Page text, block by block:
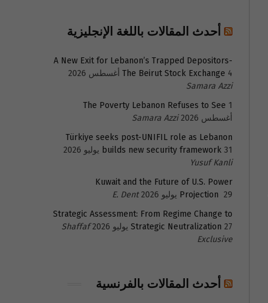
أحدث المقالات باللغة الإنجليزية
A New Exit for Lebanon’s Trapped Depositors-
The Beirut Stock Exchange 4 أغسطس 2026
Samara Azzi
The Poverty Lebanon Refuses to See 1
أغسطس 2026
Samara Azzi
Türkiye seeks post-UNIFIL role as Lebanon
builds new security framework 31 يوليو 2026
Yusuf Kanli
Kuwait and the Future of U.S. Power
Projection 29 يوليو 2026
E. Dent
Strategic Assessment: From Regime Change to
Strategic Neutralization 27 يوليو 2026
Shaffaf
Exclusive
أحدث المقالات بالفرنسية